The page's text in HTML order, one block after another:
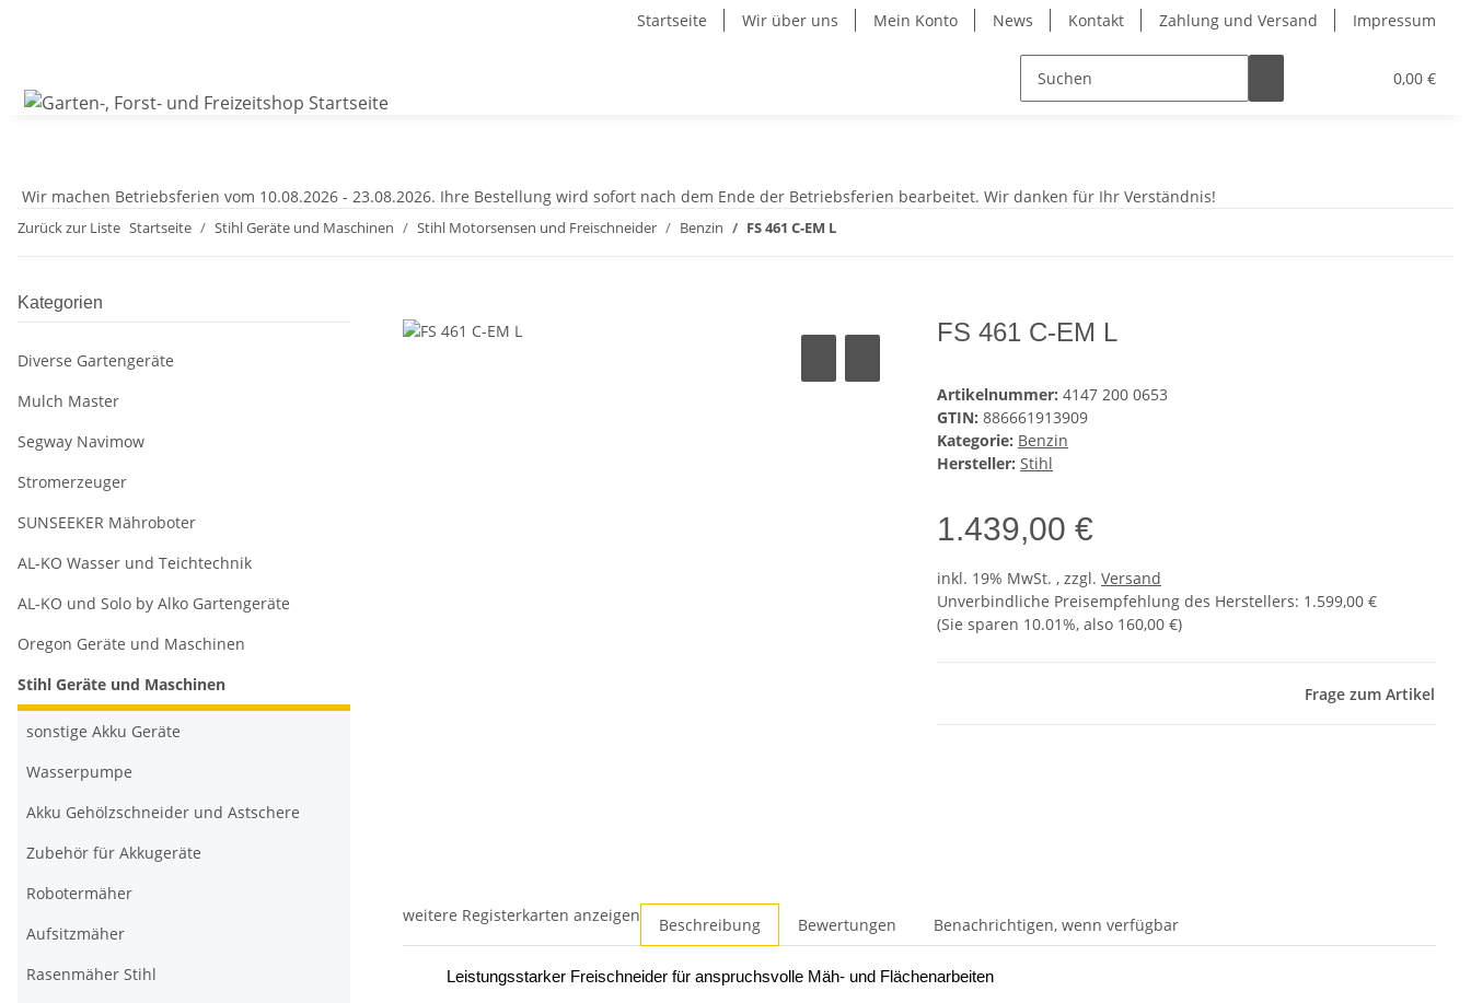
Startseite Wir über uns Mein Konto News Kontakt Zahlung und Versand Impressum
0,00 €
Wir machen Betriebsferien vom 10.08.2026 - 23.08.2026. Ihre Bestellung wird sofort nach dem Ende der Betriebsferien bearbeitet. Wir danken für Ihr Verständnis!
Zurück zur Liste Startseite Stihl Geräte und Maschinen Stihl Motorsensen und Freischneider Benzin FS 461 C-EM L
FS 461 C-EM L
Artikelnummer: 4147 200 0653
GTIN: 886661913909
Kategorie: Benzin
Hersteller: Stihl
1.439,00 €
inkl. 19% MwSt. , zzgl. Versand
Unverbindliche Preisempfehlung des Herstellers: 1.599,00 €
(Sie sparen 10.01%, also 160,00 €)
Frage zum Artikel
weitere Registerkarten anzeigen Beschreibung Bewertungen Benachrichtigen, wenn verfügbar
Leistungsstarker Freischneider für anspruchsvolle Mäh- und Flächenarbeiten
Kategorien
Diverse Gartengeräte
Mulch Master
Segway Navimow
Stromerzeuger
SUNSEEKER Mähroboter
AL-KO Wasser und Teichtechnik
AL-KO und Solo by Alko Gartengeräte
Oregon Geräte und Maschinen
Stihl Geräte und Maschinen
sonstige Akku Geräte
Wasserpumpe
Akku Gehölzschneider und Astschere
Zubehör für Akkugeräte
Robotermäher
Aufsitzmäher
Rasenmäher Stihl